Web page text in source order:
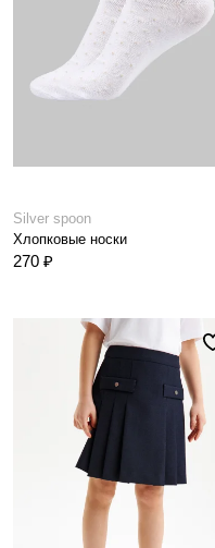
Silver spoon
Хлопковые носки
270 ₽